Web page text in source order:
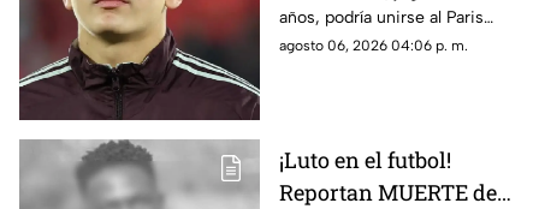
años
años, podría unirse al Paris
Saint-Germain. Conoce los
agosto 06, 2026 04:06 p. m.
¡Luto en el futbol!
Reportan MUERTE de